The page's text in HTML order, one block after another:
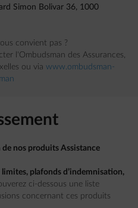
Simon Bolivar 36, 1000
convient pas ?
l'Ombudsman des Assurances,
ou via www.ombudsman-
de nos produits Assistance
limites, plafonds d’indemnisation,
ci-dessous une liste
concernant ces produits